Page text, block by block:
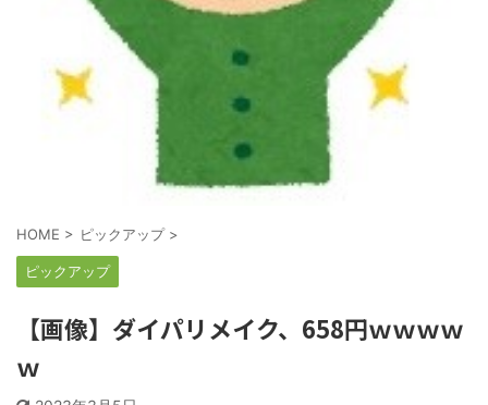
HOME > ピックアップ >
ピックアップ
【画像】ダイパリメイク、658円ｗｗｗｗ
ｗ